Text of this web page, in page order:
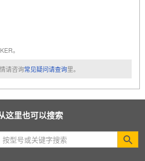
。
请咨询常见疑问请查询里。
这里也可以搜索